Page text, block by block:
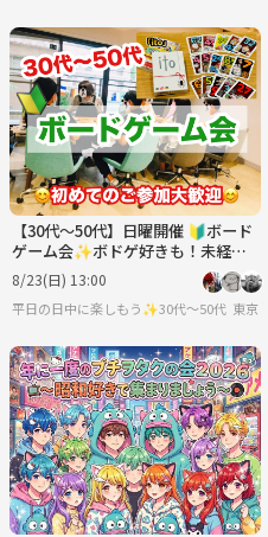
【30代〜50代】日曜開催 🔰ボード
ゲーム会✨ボドゲ好きも！未経験
の方も！難しいルールなし🙆‍♀️
8/23(日) 13:00
平日の日中に楽しもう✨30代〜50代（た
東京